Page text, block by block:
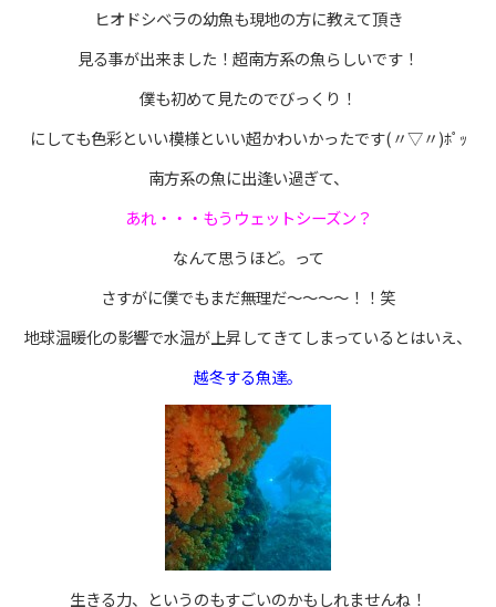
ヒオドシベラの幼魚も現地の方に教えて頂き
見る事が出来ました！超南方系の魚らしいです！
僕も初めて見たのでびっくり！
にしても色彩といい模様といい超かわいかったです(〃▽〃)ﾎﾟｯ
南方系の魚に出逢い過ぎて、
あれ・・・もうウェットシーズン？
なんて思うほど。って
さすがに僕でもまだ無理だ～～～～！！笑
地球温暖化の影響で水温が上昇してきてしまっているとはいえ、
越冬する魚達。
生きる力、というのもすごいのかもしれませんね！